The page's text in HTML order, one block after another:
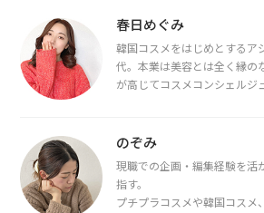
春日めぐみ
韓国コスメをはじめとするア
代。本業は美容とは全く縁の
が高じてコスメコンシェルジ
断・骨格診断によるイメージ
のぞみ
現職での企画・編集経験を活
指す。
プチプラコスメや韓国コスメ